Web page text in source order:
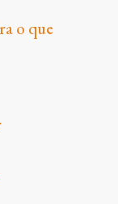
o que